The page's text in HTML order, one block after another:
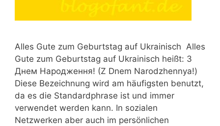
Alles Gute zum Geburtstag auf Ukrainisch Alles
Gute zum Geburtstag auf Ukrainisch heißt: З
Днем Народження! (Z Dnem Narodzhennya!)
Diese Bezeichnung wird am häufigsten benutzt,
da es die Standardphrase ist und immer
verwendet werden kann. In sozialen
Netzwerken aber auch im persönlichen